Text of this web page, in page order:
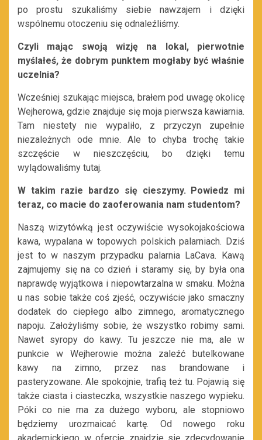
po prostu szukaliśmy siebie nawzajem i dzięki
wspólnemu otoczeniu się odnaleźliśmy.
Czyli mając swoją wizję na lokal, pierwotnie
myślałeś, że dobrym punktem mogłaby być właśnie
uczelnia?
Wcześniej szukając miejsca, brałem pod uwagę okolicę
Wejherowa, gdzie znajduje się moja pierwsza kawiarnia.
Tam niestety nie wypaliło, z przyczyn zupełnie
niezależnych ode mnie. Ale to chyba trochę takie
szczęście w nieszczęściu, bo dzięki temu
wylądowaliśmy tutaj.
W takim razie bardzo się cieszymy. Powiedz mi
teraz, co macie do zaoferowania nam studentom?
Naszą wizytówką jest oczywiście wysokojakościowa
kawa, wypalana w topowych polskich palarniach. Dziś
jest to w naszym przypadku palarnia LaCava. Kawą
zajmujemy się na co dzień i staramy się, by była ona
naprawdę wyjątkowa i niepowtarzalna w smaku. Można
u nas sobie także coś zjeść, oczywiście jako smaczny
dodatek do ciepłego albo zimnego, aromatycznego
napoju. Założyliśmy sobie, że wszystko robimy sami.
Nawet syropy do kawy. Tu jeszcze nie ma, ale w
punkcie w Wejherowie można zaleźć butelkowane
kawy na zimno, przez nas brandowane i
pasteryzowane. Ale spokojnie, trafią też tu. Pojawią się
także ciasta i ciasteczka, wszystkie naszego wypieku.
Póki co nie ma za dużego wyboru, ale stopniowo
będziemy urozmaicać kartę. Od nowego roku